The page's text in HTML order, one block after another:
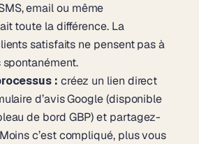
email ou même
toute la différence. La
satisfaits ne pensent pas à
: créez un lien direct
d’avis Google (disponible
de bord GBP) et partagez-
c’est compliqué, plus vous